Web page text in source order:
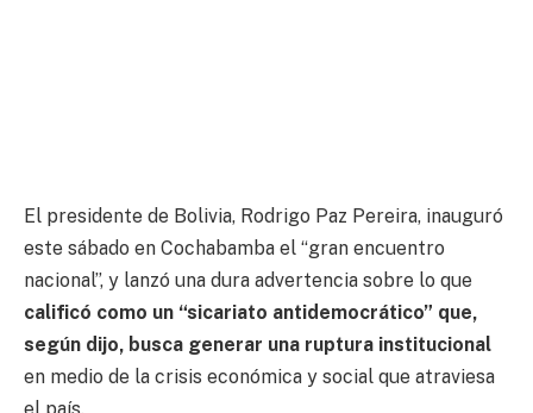
El presidente de Bolivia, Rodrigo Paz Pereira, inauguró
este sábado en Cochabamba el “gran encuentro
nacional”, y lanzó una dura advertencia sobre lo que
calificó como un “sicariato antidemocrático” que,
según dijo, busca generar una ruptura institucional
en medio de la crisis económica y social que atraviesa